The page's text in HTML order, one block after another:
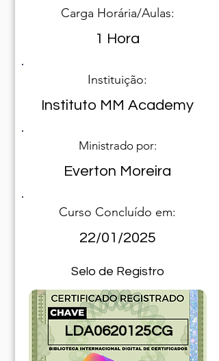
Carga Horária/Aulas:
1 Hora
Instituição:
Instituto MM Academy
Ministrado por:
Everton Moreira
Curso Concluído em:
22/01/2025
Selo de Registro
LDA0620125CG